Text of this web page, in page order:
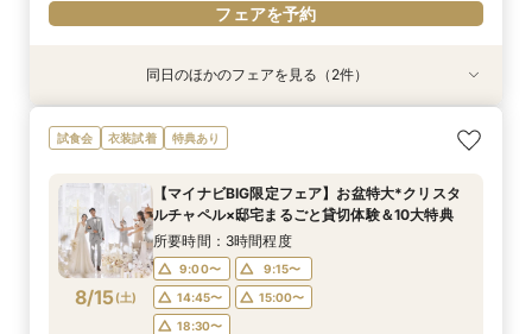
フェアを予約
8/14 (金)
【遠方の方◎オンライン相談会】スマホで簡単！
豪華5大特典付き
13:00〜
14:00〜
15:00〜
16:00〜
17:00〜
フェアを予約
衣装試着
8/14 (金)
《限定プラン◆10~30名専用会場有》少人数
ウェディング相談フェア
11:00〜
13:00〜
14:00〜
16:00〜
17:00〜
フェアを予約
同日のほかのフェアを見る（2件）
試食会 衣装試着 特典あり
8/15(土)
【マイナビBIG限定フェア】お盆特大*クリスタ
ルチャペル×邸宅まるごと貸切体験＆10大特典
所要時間：3時間程度
9:00〜
9:15〜
14:45〜
15:00〜
18:30〜